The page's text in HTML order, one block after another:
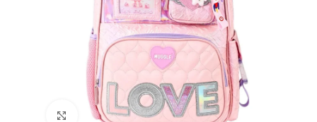
Büyütmek için tıklayın